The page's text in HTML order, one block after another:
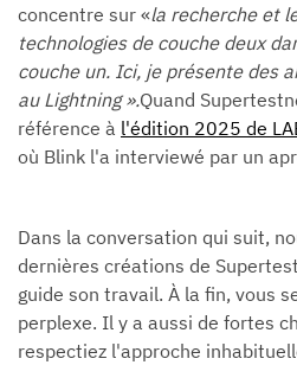
concentre sur «la recherche et
technologies de couche deux
couche un. Ici, je présente des
au Lightning ».Quand
référence à l'édition 2025 de
où Blink l'a interviewé par un
Dans la conversation qui suit,
dernières créations de
guide son travail. À la fin, vous
perplexe. Il y a aussi de fortes
respectiez l'approche